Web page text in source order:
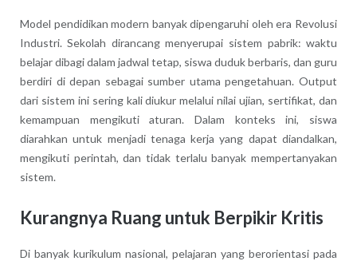
Model pendidikan modern banyak dipengaruhi oleh era Revolusi
Industri. Sekolah dirancang menyerupai sistem pabrik: waktu
belajar dibagi dalam jadwal tetap, siswa duduk berbaris, dan guru
berdiri di depan sebagai sumber utama pengetahuan. Output
dari sistem ini sering kali diukur melalui nilai ujian, sertifikat, dan
kemampuan mengikuti aturan. Dalam konteks ini, siswa
diarahkan untuk menjadi tenaga kerja yang dapat diandalkan,
mengikuti perintah, dan tidak terlalu banyak mempertanyakan
sistem.
Kurangnya Ruang untuk Berpikir Kritis
Di banyak kurikulum nasional, pelajaran yang berorientasi pada